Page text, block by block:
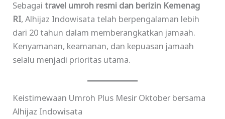
Sebagaitravel umroh resmi dan berizin Kemenag
RI, Alhijaz Indowisata telah berpengalaman lebih
dari 20 tahun dalam memberangkatkan jamaah.
Kenyamanan, keamanan, dan kepuasan jamaah
selalu menjadi prioritas utama.
Keistimewaan Umroh Plus Mesir Oktober bersama
Alhijaz Indowisata